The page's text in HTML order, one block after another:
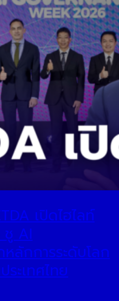
เปิดไฮไลท์
ชู AI
ลักการระดับโลก
ระเทศไทย